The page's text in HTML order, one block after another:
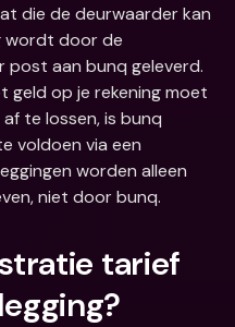
die de deurwaarder kan
wordt door de
aan bunq geleverd.
op je rekening moet
te lossen, is bunq
voldoen via een
worden alleen
niet door bunq.
tarief